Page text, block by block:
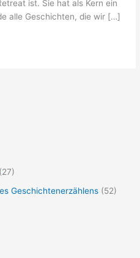
ist. Sie hat als Kern ein
alle Geschichten, die wir […]
(27)
Geschichtenerzählens (52)